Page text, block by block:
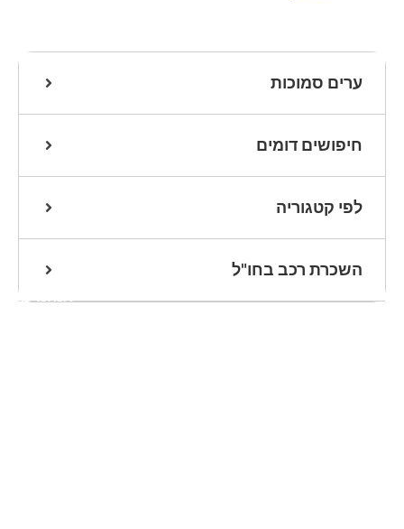
ערים סמוכות
חיפושים דומים
לפי קטגוריה
השכרת רכב בחו"ל
אנחנו כאן